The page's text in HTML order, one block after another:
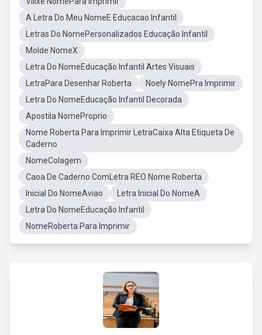
A Letra Do Meu NomeE Educacao Infantil
Letras Do NomePersonalizados Educação Infantil
Molde NomeX
Letra Do NomeEducação Infantil Artes Visuais
LetraPara Desenhar Roberta
Noely NomePra Imprimir
Letra Do NomeEducação Infantil Decorada
Apostila NomeProprio
Nome Roberta Para Imprimir LetraCaixa Alta Etiqueta De
Caderno
NomeColagem
Caoa De Caderno ComLetra REO Nome Roberta
Inicial Do NomeAviao
Letra Inicial Do NomeA
Letra Do NomeEducação Infantil
NomeRoberta Para Imprimir